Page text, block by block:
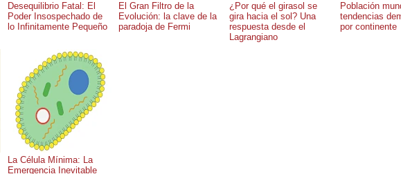
Desequilibrio Fatal: El
Poder Insospechado de
lo Infinitamente Pequeño
El Gran Filtro de la
Evolución: la clave de la
paradoja de Fermi
¿Por qué el girasol se
gira hacia el sol? Una
respuesta desde el
Lagrangiano
Población
tendencias
por continente
La Célula Mínima: La
Emergencia Inevitable